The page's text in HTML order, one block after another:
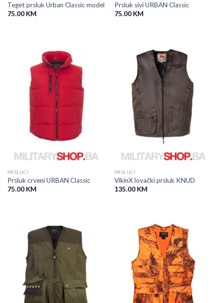
Teget prsluk Urban Classic model
75.00 KM
Prsluk sivi URBAN Classic
75.00 KM
PRSLUCI
Prsluk crveni URBAN Classic
75.00 KM
PRSLUCI
VikinX lovački prsluk KNUD
135.00 KM